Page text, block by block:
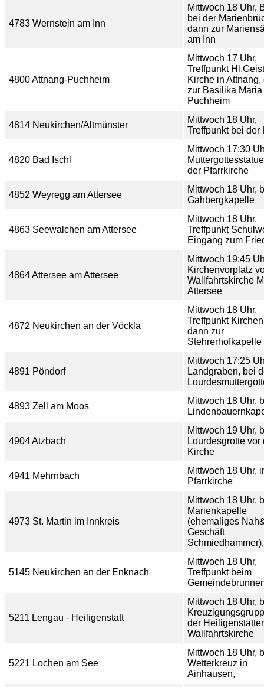
4783 Wernstein am Inn
Mittwoch 18 Uhr,
bei der
dann zur
am Inn
4800 Attnang-Puchheim
Mittwoch 17 Uhr,
Treffpunkt
Kirche in Attnang,
zur Basilika Maria
Puchheim
4814 Neukirchen/Altmünster
Mittwoch 18 Uhr,
Treffpunkt bei der
4820 Bad Ischl
Mittwoch 17:30
der Pfarrkirche
4852 Weyregg am Attersee
Mittwoch 18 Uhr,
Gahbergkapelle
4863 Seewalchen am Attersee
Mittwoch 18 Uhr,
Treffpunkt
Eingang zum
4864 Attersee am Attersee
Mittwoch 19:45
Kirchenvorplatz
Wallfahrtskirche
Attersee
4872 Neukirchen an der Vöckla
Mittwoch 18 Uhr,
Treffpunkt
dann zur
Stehrerhofkapelle
4891 Pöndorf
Mittwoch 17:25
Landgraben, bei
4893 Zell am Moos
Mittwoch 18 Uhr,
4904 Atzbach
Mittwoch 19 Uhr,
Lourdesgrotte vor
Kirche
4941 Mehrnbach
Mittwoch 18 Uhr,
Pfarrkirche
4973 St. Martin im Innkreis
Mittwoch 18 Uhr,
Marienkapelle
(ehemaliges
Geschäft
Schmiedhammer),
5145 Neukirchen an der Enknach
Mittwoch 18 Uhr,
Treffpunkt beim
5211 Lengau - Heiligenstatt
Mittwoch 18 Uhr,
der Heiligenstätter
Wallfahrtskirche
5221 Lochen am See
Mittwoch 18 Uhr,
Wetterkreuz in
Ainhausen,